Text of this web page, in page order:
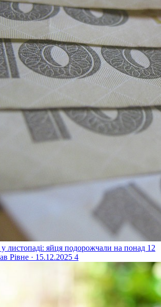
у листопаді: яйця подорожчали на понад 12
Рівне · 15.12.2025 4